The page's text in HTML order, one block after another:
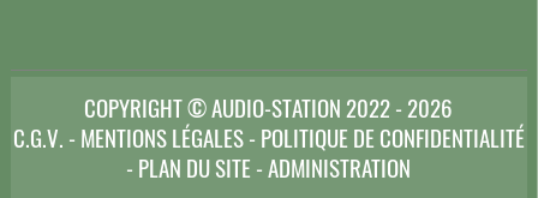
COPYRIGHT © AUDIO-STATION 2022 - 2026
C.G.V. - MENTIONS LÉGALES- POLITIQUE DE CONFIDENTIALITÉ
- PLAN DU SITE -ADMINISTRATION